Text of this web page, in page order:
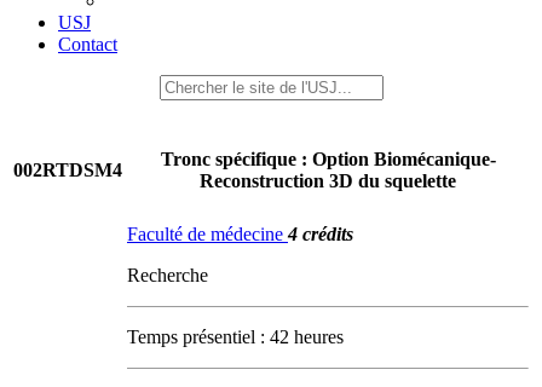
USJ
Contact
002RTDSM4
Tronc spécifique : Option Biomécanique-
Reconstruction 3D du squelette
Faculté de médecine4 crédits
Recherche
Temps présentiel : 42 heures